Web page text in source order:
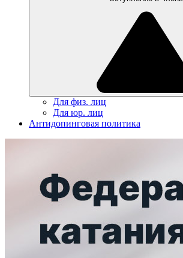
Для физ. лиц
Для юр. лиц
Антидопинговая политика